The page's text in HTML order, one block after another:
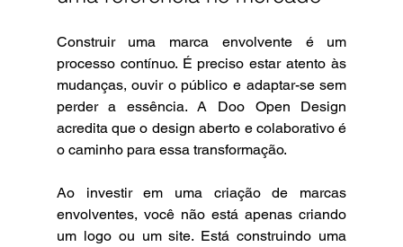
Construir uma marca envolvente é um
processo contínuo. É preciso estar atento às
mudanças, ouvir o público e adaptar-se sem
perder a essência. A Doo Open Design
acredita que o design aberto e colaborativo é
o caminho para essa transformação.
Ao investir em uma criação de marcas
envolventes, você não está apenas criando
um logo ou um site. Está construindo uma